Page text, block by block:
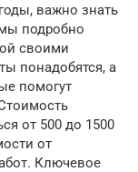
важно знать
подробно
своими
понадобятся, а
помогут
от 500 до 1500
от
Ключевое